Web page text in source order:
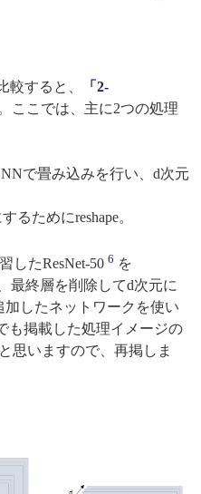
較すると、
「2-
ここでは、主に2つの処理
で畳み込みを行い、d次元
るためにreshape。
したResNet-50 6 を
最終層を削除してd次元に
したネットワークを使い
も掲載した処理イメージの
思いますので、再掲しま